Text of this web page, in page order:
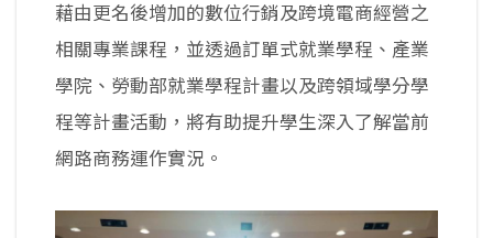
藉由更名後增加的數位行銷及跨境電商經營之
相關專業課程，並透過訂單式就業學程、產業
學院、勞動部就業學程計畫以及跨領域學分學
程等計畫活動，將有助提升學生深入了解當前
網路商務運作實況。